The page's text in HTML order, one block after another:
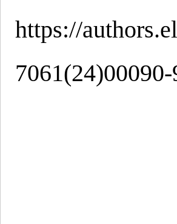
https://
7061(24)00090-